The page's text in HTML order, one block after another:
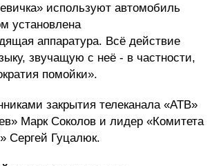
используют автомобиль
установлена
аппаратура. Всё действие
звучащую с неё - в частности,
помойки».
закрытия телеканала «АТВ»
Марк Соколов и лидер «Комитета
Сергей Гуцалюк.